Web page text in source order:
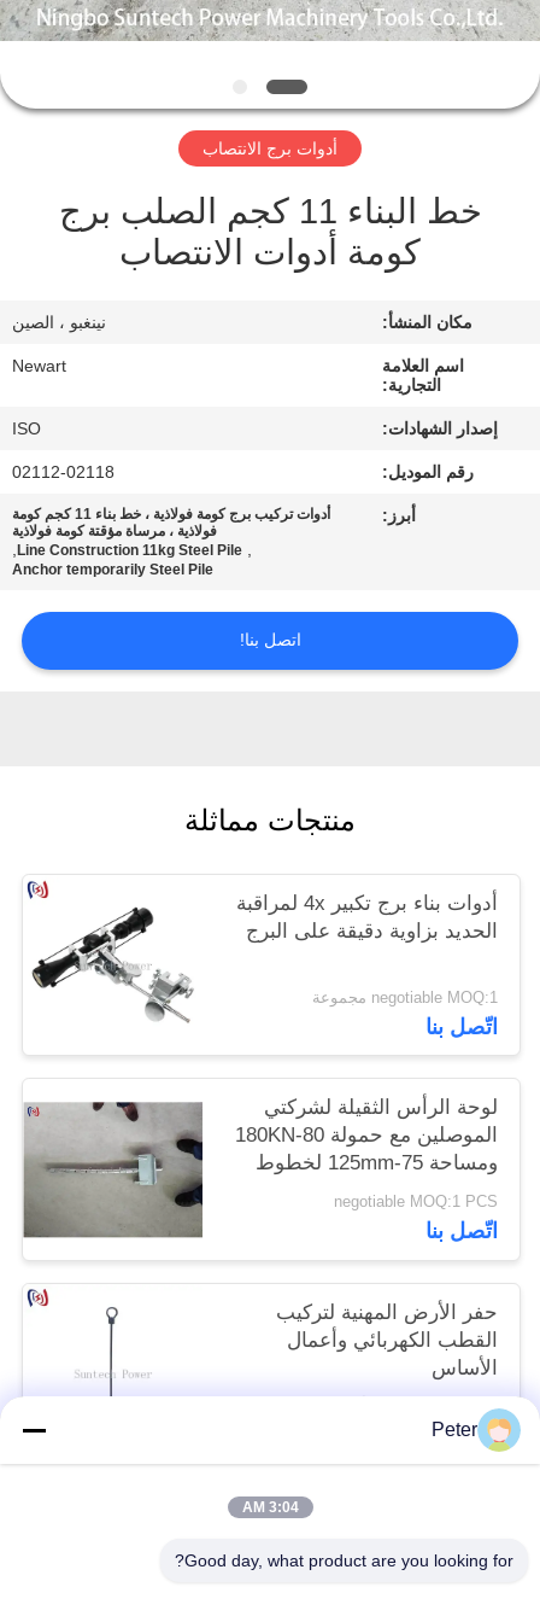
الجودة
أخبار
اقتباس
الموقع
سياسة
الخصوصية
أدوات برج الانتصاب
خط البناء 11 كجم الصلب برج
كومة أدوات الانتصاب
مكان المنشأ: نينغبو ، الصين
اسم العلامة
التجارية:
Newart
إصدار الشهادات: ISO
رقم الموديل: 02112-02118
أبرز:
أدوات تركيب برج كومة فولاذية ، خط بناء 11 كجم كومة
فولاذية ، مرساة مؤقتة كومة فولاذية
,
Line Construction 11kg Steel Pile
,
Anchor temporarily Steel Pile
اتصل بنا!
منتجات مماثلة
أدوات بناء برج تكبير 4x لمراقبة
الحديد بزاوية دقيقة على البرج
negotiable MOQ:1 مجموعة
اتّصل بنا
لوحة الرأس الثقيلة لشركتي
الموصلين مع حمولة 80-180KN
ومساحة 75-125mm لخطوط
نقل الجهد العالي
negotiable MOQ:1 PCS
اتّصل بنا
حفر الأرض المهنية لتركيب
القطب الكهربائي وأعمال
الأساس
negotiable MOQ:1 أجهزة كمبيوتر
اتّصل بنا
Peter
3:04 AM
Good day, what product are you looking for?